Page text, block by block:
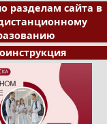
разделам сайта в